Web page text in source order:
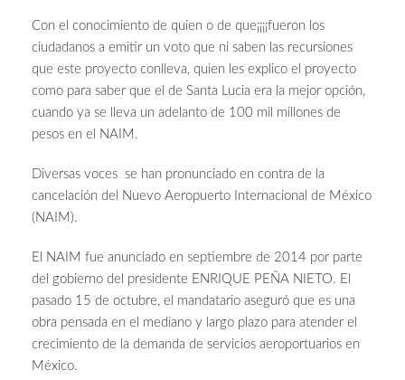
Con el conocimiento de quien o de que¡¡¡¡fueron los
ciudadanos a emitir un voto que ni saben las recursiones
que este proyecto conlleva, quien les explico el proyecto
como para saber que el de Santa Lucia era la mejor opción,
cuando ya se lleva un adelanto de 100 mil millones de
pesos en el NAIM.
Diversas voces se han pronunciado en contra de la
cancelación del Nuevo Aeropuerto Internacional de México
(NAIM).
El NAIM fue anunciado en septiembre de 2014 por parte
del gobierno del presidente ENRIQUE PEÑA NIETO. El
pasado 15 de octubre, el mandatario aseguró que es una
obra pensada en el mediano y largo plazo para atender el
crecimiento de la demanda de servicios aeroportuarios en
México.